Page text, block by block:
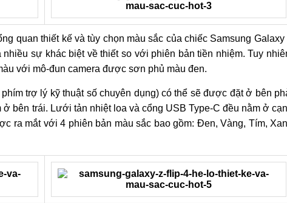
quan thiết kế và tùy chọn màu sắc của chiếc Samsung Galaxy
sự khác biệt về thiết so với phiên bản tiền nhiệm. Tuy
với mô-đun camera được sơn phủ màu đen.
trợ lý kỹ thuật số chuyên dụng) có thể sẽ được đặt ở bên
bên trái. Lưới tản nhiệt loa và cổng USB Type-C đều nằm ở
ra mắt với 4 phiên bản màu sắc bao gồm: Đen, Vàng, Tím,